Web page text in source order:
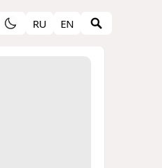
RU EN